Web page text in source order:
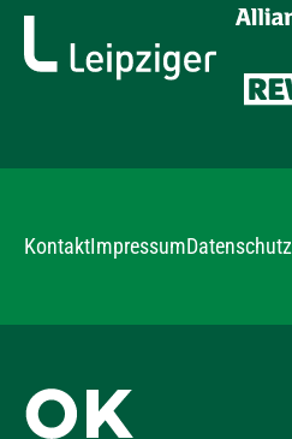
KontaktImpressumDatenschutz